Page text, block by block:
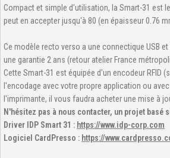
Compact et simple d'utilisation, la Smart-31 est
peut en accepter jusqu'à 80 (en épaisseur 0.76
Ce modèle recto verso a une connectique USB
une garantie 2 ans (retour atelier France
Cette Smart-31 est équipée d'un encodeur RFID
l'encodage avec votre propre application ou
l'imprimante, il vous faudra acheter une mise à
N'hésitez pas à nous contacter, un projet
Driver IDP Smart 31 : https://www.idp-corp.com
Logiciel CardPresso : https://